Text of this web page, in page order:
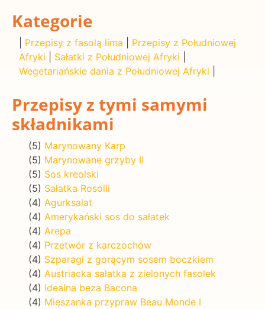
Kategorie
Przepisy z fasolą lima
Przepisy z Południowej
Afryki
Sałatki z Południowej Afryki
Wegetariańskie dania z Południowej Afryki
Przepisy z tymi samymi
składnikami
(5) Marynowany Karp
(5) Marynowane grzyby II
(5) Sos kreolski
(5) Sałatka Rosolli
(4) Agurksalat
(4) Amerykański sos do sałatek
(4) Arepa
(4) Przetwór z karczochów
(4) Szparagi z gorącym sosem boczkiem
(4) Austriacka sałatka z zielonych fasolek
(4) Idealna beza Bacona
(4) Mieszanka przypraw Beau Monde I